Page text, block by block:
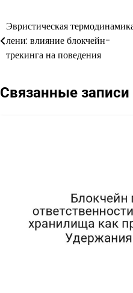
Навигация
по
записям
Эвристическая
лени: влияние блокчейн-
трекинга на поведения
Связанные записи